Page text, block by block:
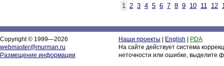
1 2 3 4 5 6 7 8 9 10 11 12
Copyright © 1999—2026
webmaster@murman.ru
Размещение информации
Наши проекты English
PDA
На сайте действует система
неточности или ошибке, выделите